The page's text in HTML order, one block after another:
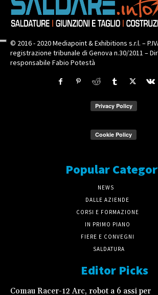
© 2016 - 2020 Mediapoint & Exhibitions s.r.l. –
registrazione tribunale di Genova n.30/2011 –
responsabile Fabio Potestà
Popular
NEWS
DALLE AZIENDE
CORSI E FORMAZIONE
IN PRIMO PIANO
FIERE E CONVEGNI
SALDATURA
Editor Picks
Comau Racer-12 Arc, robot a 6 assi per